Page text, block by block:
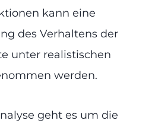
kann eine
des Verhaltens der
unter realistischen
werden.
geht es um die